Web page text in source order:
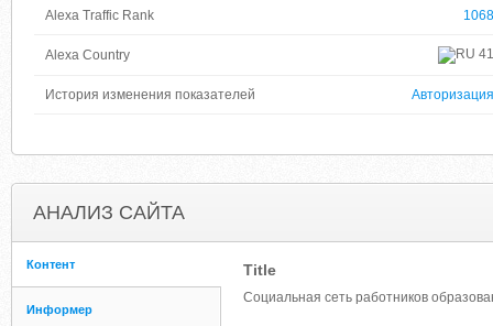
Alexa Traffic Rank 1068
Alexa Country 41
История изменения показателей Авторизация
АНАЛИЗ САЙТА
Контент
Информер
Title
Социальная сеть работников